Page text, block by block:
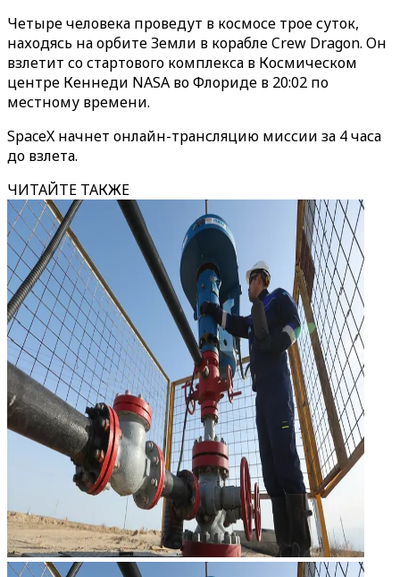
Четыре человека проведут в космосе трое суток,
находясь на орбите Земли в корабле Crew Dragon. Он
взлетит со стартового комплекса в Космическом
центре Кеннеди NASA во Флориде в 20:02 по
местному времени.
SpaceX начнет онлайн-трансляцию миссии за 4 часа
до взлета.
ЧИТАЙТЕ ТАКЖЕ